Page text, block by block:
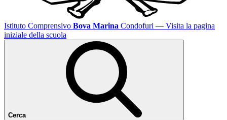
Istituto Comprensivo Bova Marina Condofuri — Visita la pagina
iniziale della scuola
Cerca